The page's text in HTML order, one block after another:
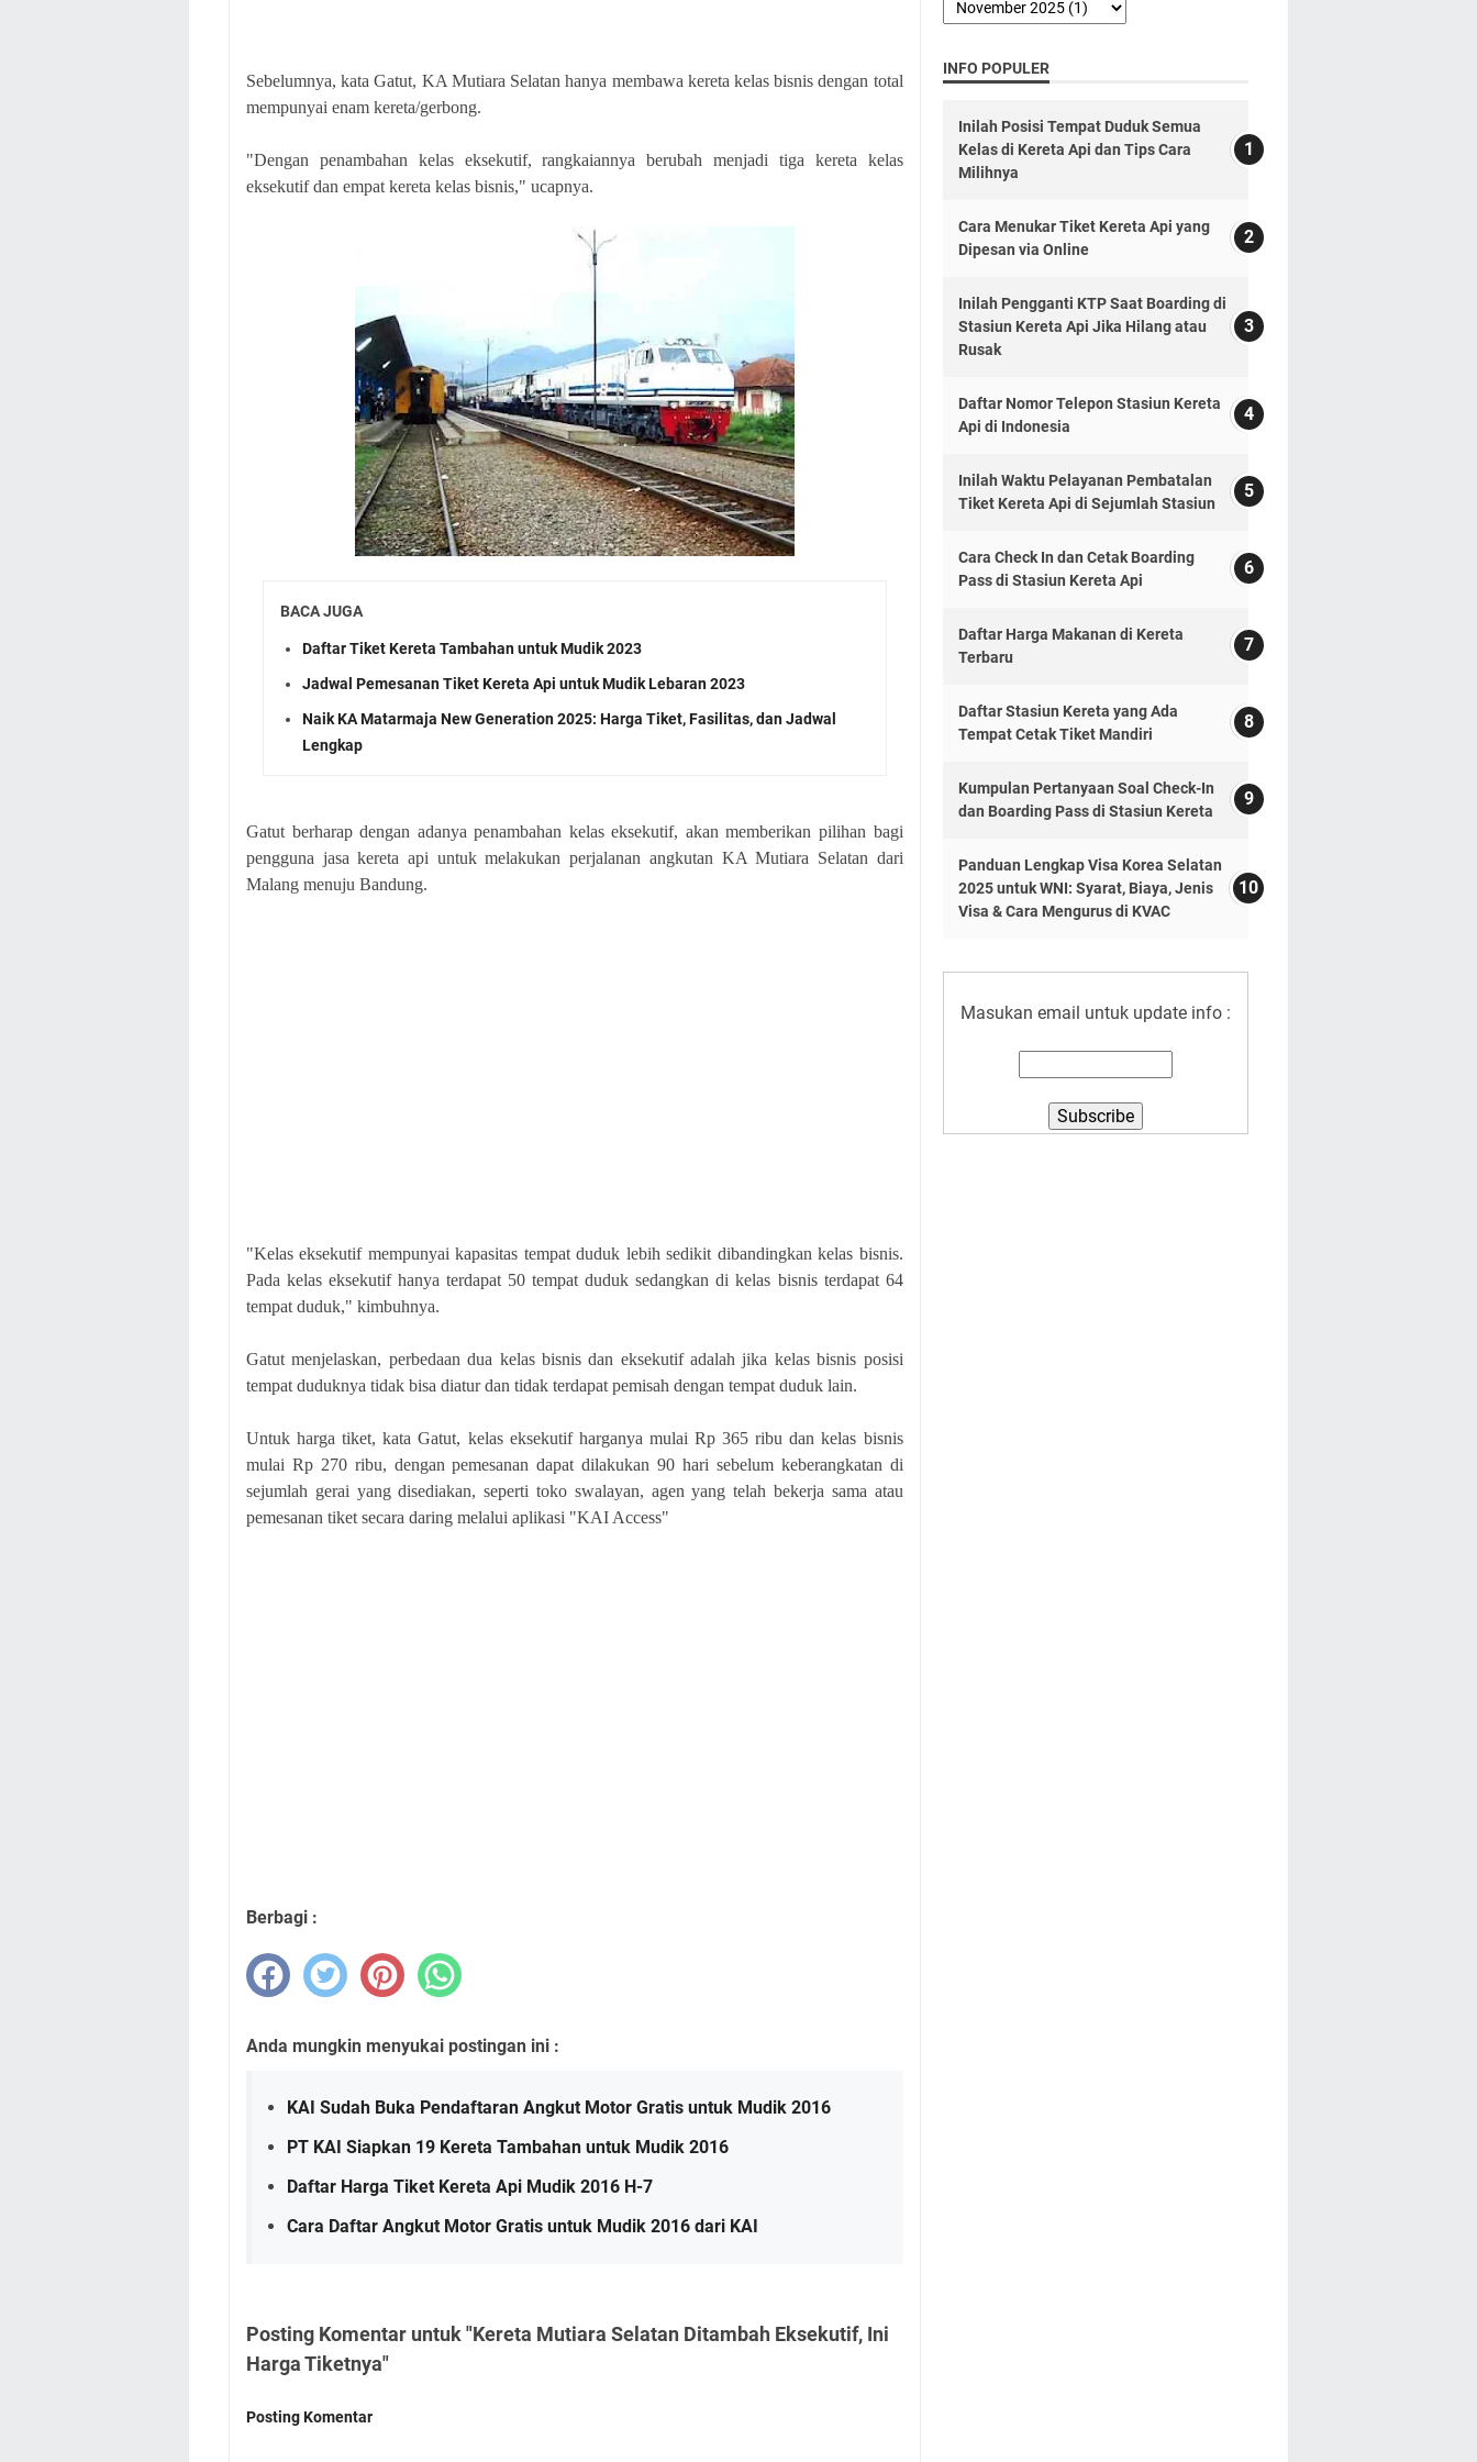
Sebelumnya, kata Gatut, KA Mutiara Selatan hanya membawa kereta kelas bisnis dengan total
mempunyai enam kereta/gerbong.
"Dengan penambahan kelas eksekutif, rangkaiannya berubah menjadi tiga kereta kelas
eksekutif dan empat kereta kelas bisnis," ucapnya.
BACA JUGA
Daftar Tiket Kereta Tambahan untuk Mudik 2023
Jadwal Pemesanan Tiket Kereta Api untuk Mudik Lebaran 2023
Naik KA Matarmaja New Generation 2025: Harga Tiket, Fasilitas, dan Jadwal
Lengkap
Gatut berharap dengan adanya penambahan kelas eksekutif, akan memberikan pilihan bagi
pengguna jasa kereta api untuk melakukan perjalanan angkutan KA Mutiara Selatan dari
Malang menuju Bandung.
"Kelas eksekutif mempunyai kapasitas tempat duduk lebih sedikit dibandingkan kelas bisnis.
Pada kelas eksekutif hanya terdapat 50 tempat duduk sedangkan di kelas bisnis terdapat 64
tempat duduk," kimbuhnya.
Gatut menjelaskan, perbedaan dua kelas bisnis dan eksekutif adalah jika kelas bisnis posisi
tempat duduknya tidak bisa diatur dan tidak terdapat pemisah dengan tempat duduk lain.
Untuk harga tiket, kata Gatut, kelas eksekutif harganya mulai Rp 365 ribu dan kelas bisnis
mulai Rp 270 ribu, dengan pemesanan dapat dilakukan 90 hari sebelum keberangkatan di
sejumlah gerai yang disediakan, seperti toko swalayan, agen yang telah bekerja sama atau
pemesanan tiket secara daring melalui aplikasi "KAI Access"
Berbagi :
Anda mungkin menyukai postingan ini :
KAI Sudah Buka Pendaftaran Angkut Motor Gratis untuk Mudik 2016
PT KAI Siapkan 19 Kereta Tambahan untuk Mudik 2016
Daftar Harga Tiket Kereta Api Mudik 2016 H-7
Cara Daftar Angkut Motor Gratis untuk Mudik 2016 dari KAI
Posting Komentar untuk "Kereta Mutiara Selatan Ditambah Eksekutif, Ini
Harga Tiketnya"
Posting Komentar
INFO POPULER
Inilah Posisi Tempat Duduk Semua
Kelas di Kereta Api dan Tips Cara
Milihnya
Cara Menukar Tiket Kereta Api yang
Dipesan via Online
Inilah Pengganti KTP Saat Boarding di
Stasiun Kereta Api Jika Hilang atau
Rusak
Daftar Nomor Telepon Stasiun Kereta
Api di Indonesia
Inilah Waktu Pelayanan Pembatalan
Tiket Kereta Api di Sejumlah Stasiun
Cara Check In dan Cetak Boarding
Pass di Stasiun Kereta Api
Daftar Harga Makanan di Kereta
Terbaru
Daftar Stasiun Kereta yang Ada
Tempat Cetak Tiket Mandiri
Kumpulan Pertanyaan Soal Check-In
dan Boarding Pass di Stasiun Kereta
Panduan Lengkap Visa Korea Selatan
2025 untuk WNI: Syarat, Biaya, Jenis
Visa & Cara Mengurus di KVAC
Masukan email untuk update info :